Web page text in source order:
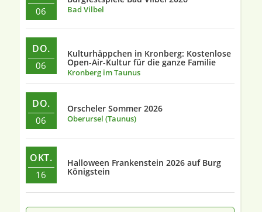
06 Bad Vilbel
DO.
06
Kulturhäppchen in Kronberg: Kostenlose
Open-Air-Kultur für die ganze Familie
Kronberg im Taunus
DO.
06
Orscheler Sommer 2026
Oberursel (Taunus)
OKT.
16
Halloween Frankenstein 2026 auf Burg
Königstein